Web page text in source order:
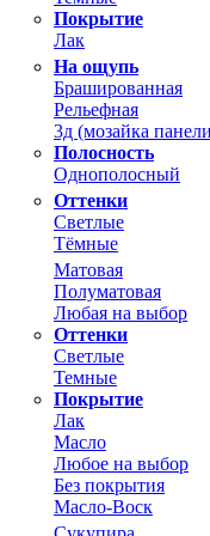
Покрытие
Лак
На ощупь
Брашированная
Рельефная
3д (мозайка
Полосность
Однополосный
Оттенки
Светлые
Тёмные
Матовая
Полуматовая
Любая на выбор
Оттенки
Светлые
Темные
Покрытие
Лак
Масло
Любое на выбор
Без покрытия
Масло-Воск